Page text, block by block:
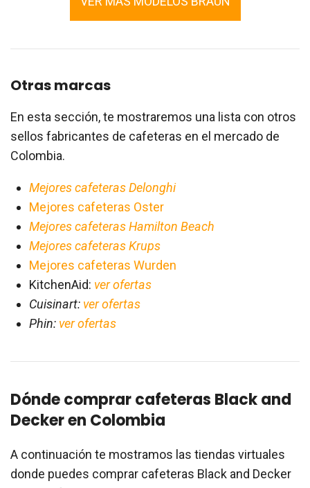
Otras marcas
En esta sección, te mostraremos una lista con otros
sellos fabricantes de cafeteras en el mercado de
Colombia.
Mejores cafeteras Delonghi
Mejores cafeteras Oster
Mejores cafeteras Hamilton Beach
Mejores cafeteras Krups
Mejores cafeteras Wurden
KitchenAid: ver ofertas
Cuisinart: ver ofertas
Phin: ver ofertas
Dónde comprar cafeteras Black and
Decker en Colombia
A continuación te mostramos las tiendas virtuales
donde puedes comprar cafeteras Black and Decker